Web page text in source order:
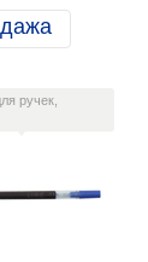
ручек,